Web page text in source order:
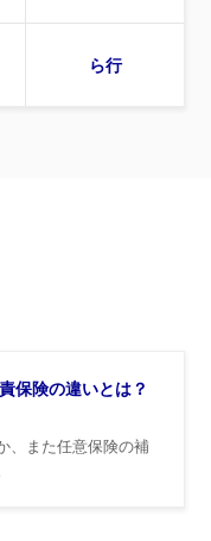
ら行
保険の違いとは？
、また任意保険の補